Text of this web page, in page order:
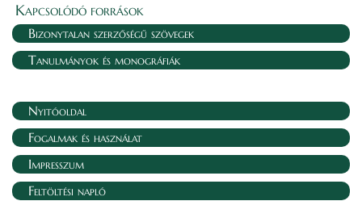
Kapcsolódó források
Bizonytalan szerzőségű szövegek
Tanulmányok és monográfiák
Nyitóoldal
Fogalmak és használat
Impresszum
Feltöltési napló